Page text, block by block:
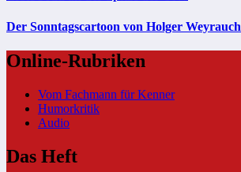
Der Sonntagscartoon von Holger Weyrauch
Online-Rubriken
Vom Fachmann für Kenner
Humorkritik
Audio
Das Heft